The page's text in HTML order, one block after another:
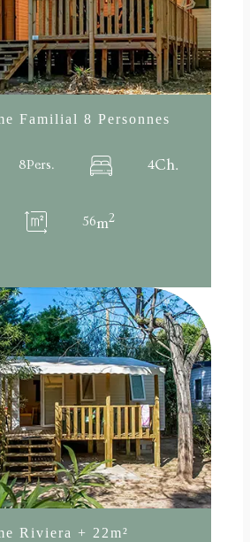
Familial 8 Personnes
8Pers. 4Ch.
56m2
Riviera + 22m²